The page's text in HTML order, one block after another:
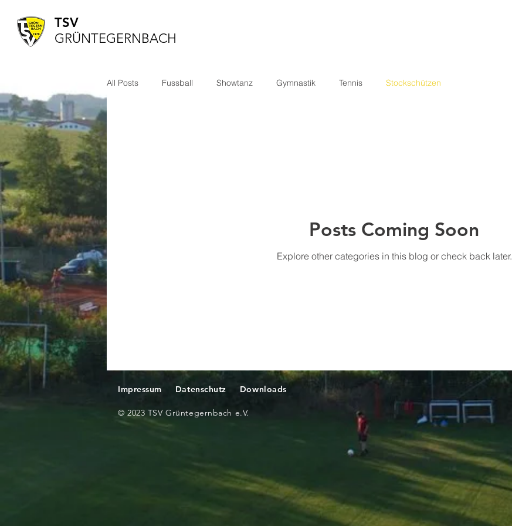
TSV
GRÜNTEGERNBACH
All Posts Fussball Showtanz Gymnastik Tennis Stockschützen
Posts Coming Soon
Explore other categories in this blog or check back later.
Impressum Datenschutz Downloads
© 2023 TSV Grüntegernbach e.V.